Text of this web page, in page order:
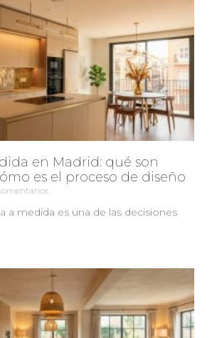
en Madrid: qué son
es el proceso de diseño
a medida es una de las decisiones